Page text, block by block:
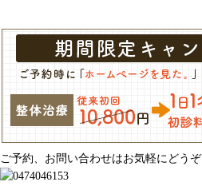
ご予約、お問い合わせはお気軽にどうぞ